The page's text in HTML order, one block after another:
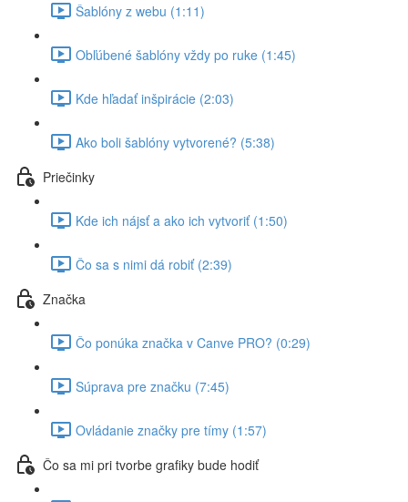
Šablóny z webu (1:11)
Obľúbené šablóny vždy po ruke (1:45)
Kde hľadať inšpirácie (2:03)
Ako boli šablóny vytvorené? (5:38)
Priečinky
Kde ich nájsť a ako ich vytvoriť (1:50)
Čo sa s nimi dá robiť (2:39)
Značka
Čo ponúka značka v Canve PRO? (0:29)
Súprava pre značku (7:45)
Ovládanie značky pre tímy (1:57)
Čo sa mi pri tvorbe grafiky bude hodiť